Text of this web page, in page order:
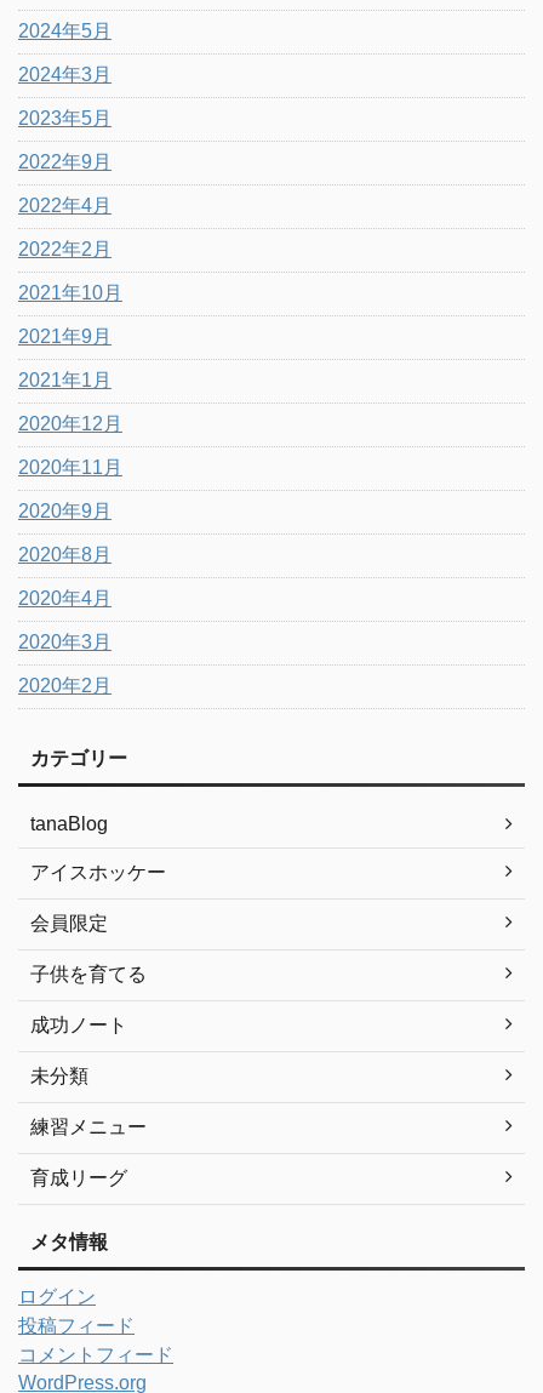
2024年5月
2024年3月
2023年5月
2022年9月
2022年4月
2022年2月
2021年10月
2021年9月
2021年1月
2020年12月
2020年11月
2020年9月
2020年8月
2020年4月
2020年3月
2020年2月
カテゴリー
tanaBlog
アイスホッケー
会員限定
子供を育てる
成功ノート
未分類
練習メニュー
育成リーグ
メタ情報
ログイン
投稿フィード
コメントフィード
WordPress.org